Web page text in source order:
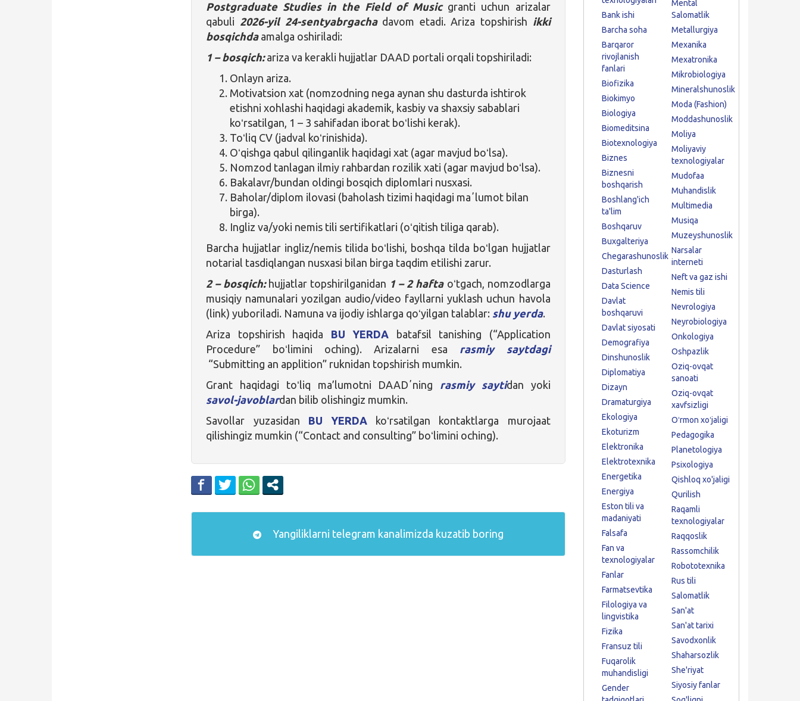
Postgraduate Studies in the Field of Musicgranti uchun arizalar
qabuli 2026-yil 24-sentyabrgachadavom etadi. Ariza topshirish ikki
bosqichdaamalga oshiriladi:
1 – bosqich:ariza va kerakli hujjatlar DAAD portali orqali topshiriladi:
Onlayn ariza.
Motivatsion xat (nomzodning nega aynan shu dasturda ishtirok
etishni xohlashi haqidagi akademik, kasbiy va shaxsiy sabablari
koʻrsatilgan, 1 – 3 sahifadan iborat boʻlishi kerak).
Toʻliq CV (jadval koʻrinishida).
Oʻqishga qabul qilinganlik haqidagi xat (agar mavjud boʻlsa).
Nomzod tanlagan ilmiy rahbardan rozilik xati (agar mavjud boʻlsa).
Bakalavr/bundan oldingi bosqich diplomlari nusxasi.
Baholar/diplom ilovasi (baholash tizimi haqidagi maʼlumot bilan
birga).
Ingliz va/yoki nemis tili sertifikatlari (oʻqitish tiliga qarab).
Barcha hujjatlar ingliz/nemis tilida boʻlishi, boshqa tilda boʻlgan hujjatlar
notarial tasdiqlangan nusxasi bilan birga taqdim etilishi zarur.
2 – bosqich: hujjatlar topshirilganidan 1 – 2 haftaoʻtgach, nomzodlarga
musiqiy namunalari yozilgan audio/video fayllarni yuklash uchun havola
(link) yuboriladi. Namuna va ijodiy ishlarga qoʻyilgan talablar: shu yerda.
Ariza topshirish haqida BU YERDA
batafsil tanishing (“Application
Procedure” boʻlimini oching). Arizalarni esa rasmiy saytdagi
“Submitting an applition” ruknidan topshirish mumkin.
Grant haqidagi toʻliq ma’lumotni DAADʼning rasmiy saytidan yoki
savol-javoblardan bilib­­­­­­­­­­ olishingiz mumkin.
Savollar yuzasidan BU YERDA
koʻrsatilgan kontaktlarga murojaat
qilishingiz mumkin (“Contact and consulting” boʻlimini oching).
Yangiliklarni telegram kanalimizda kuzatib boring
Bank ishi
Barcha soha
Barqaror
rivojlanish
fanlari
Biofizika
Biokimyo
Biologiya
Biomeditsina
Biotexnologiya
Biznes
Biznesni
boshqarish
Boshlang'ich
ta'lim
Boshqaruv
Buxgalteriya
Chegarashunoslik
Dasturlash
Data Science
Davlat
boshqaruvi
Davlat siyosati
Demografiya
Dinshunoslik
Diplomatiya
Dizayn
Dramaturgiya
Ekologiya
Ekoturizm
Elektronika
Elektrotexnika
Energetika
Energiya
Eston tili va
madaniyati
Falsafa
Fan va
texnologiyalar
Fanlar
Farmatsevtika
Filologiya va
lingvistika
Fizika
Fransuz tili
Fuqarolik
muhandisligi
Gender
Mental
Salomatlik
Metallurgiya
Mexanika
Mexatronika
Mikrobiologiya
Mineralshunoslik
Moda (Fashion)
Moddashunoslik
Moliya
Moliyaviy
texnologiyalar
Mudofaa
Muhandislik
Multimedia
Musiqa
Muzeyshunoslik
Narsalar
interneti
Neft va gaz ishi
Nemis tili
Nevrologiya
Neyrobiologiya
Onkologiya
Oshpazlik
Oziq-ovqat
sanoati
Oziq-ovqat
xavfsizligi
Oʻrmon xoʻjaligi
Pedagogika
Planetologiya
Psixologiya
Qishloq xo'jaligi
Qurilish
Raqamli
texnologiyalar
Raqqoslik
Rassomchilik
Robototexnika
Rus tili
Salomatlik
San'at
San'at tarixi
Savodxonlik
Shaharsozlik
She'riyat
Siyosiy fanlar